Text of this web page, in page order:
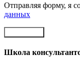
Отправляя форму, я
данных
Школа